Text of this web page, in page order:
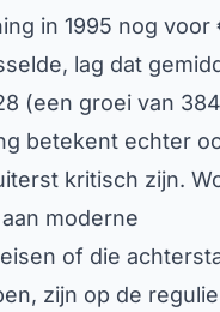
in 1995 nog voor
lag dat
(een groei van
betekent echter
kritisch zijn.
moderne
of die
zijn op de